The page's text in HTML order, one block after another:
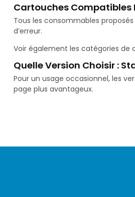
Cartouches Compatibles
Tous les consommables
d’erreur.
Voir également les catégories de
Quelle Version Choisir :
Pour un usage occasionnel, les
page plus avantageux.